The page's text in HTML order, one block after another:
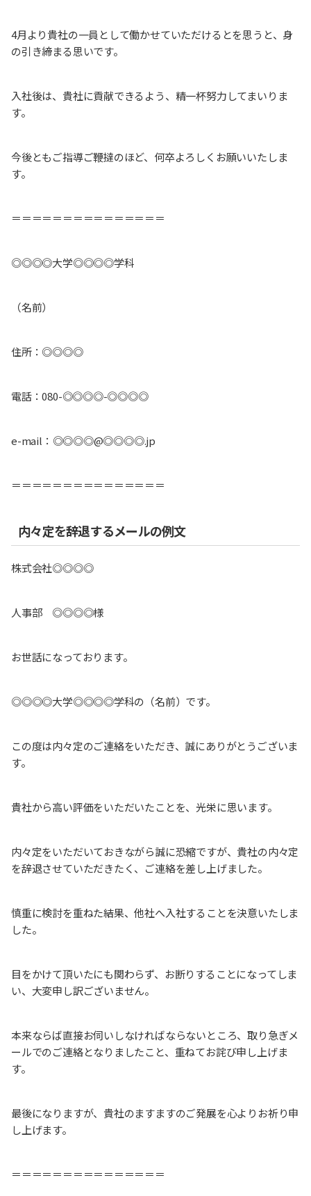
4月より貴社の一員として働かせていただけるとを思うと、身
の引き締まる思いです。
入社後は、貴社に貢献できるよう、精一杯努力してまいりま
す。
今後ともご指導ご鞭撻のほど、何卒よろしくお願いいたしま
す。
＝＝＝＝＝＝＝＝＝＝＝＝＝＝＝
◎◎◎◎大学◎◎◎◎学科
（名前）
住所：◎◎◎◎
電話：080-◎◎◎◎-◎◎◎◎
e-mail：◎◎◎◎@◎◎◎◎.jp
＝＝＝＝＝＝＝＝＝＝＝＝＝＝＝
内々定を辞退するメールの例文
株式会社◎◎◎◎
人事部 ◎◎◎◎様
お世話になっております。
◎◎◎◎大学◎◎◎◎学科の（名前）です。
この度は内々定のご連絡をいただき、誠にありがとうございま
す。
貴社から高い評価をいただいたことを、光栄に思います。
内々定をいただいておきながら誠に恐縮ですが、貴社の内々定
を辞退させていただきたく、ご連絡を差し上げました。
慎重に検討を重ねた結果、他社へ入社することを決意いたしま
した。
目をかけて頂いたにも関わらず、お断りすることになってしま
い、大変申し訳ございません。
本来ならば直接お伺いしなければならないところ、取り急ぎメ
ールでのご連絡となりましたこと、重ねてお詫び申し上げま
す。
最後になりますが、貴社のますますのご発展を心よりお祈り申
し上げます。
＝＝＝＝＝＝＝＝＝＝＝＝＝＝＝